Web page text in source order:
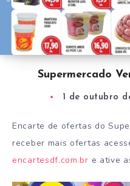
Supermercado
1 de outubro
Encarte de ofertas do
receber mais ofertas
encartesdf.com.br e ative